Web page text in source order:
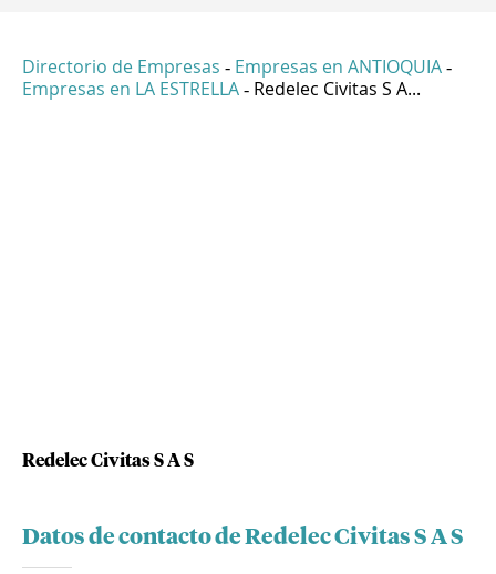
Directorio de Empresas - Empresas en ANTIOQUIA -
Empresas en LA ESTRELLA - Redelec Civitas S A...
Redelec Civitas S A S
Datos de contacto de Redelec Civitas S A S